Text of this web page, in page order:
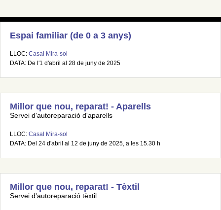
Espai familiar (de 0 a 3 anys)
LLOC: Casal Mira-sol
DATA: De l'1 d'abril al 28 de juny de 2025
Millor que nou, reparat! - Aparells
Servei d'autoreparació d'aparells
LLOC: Casal Mira-sol
DATA: Del 24 d'abril al 12 de juny de 2025, a les 15.30 h
Millor que nou, reparat! - Tèxtil
Servei d'autoreparació tèxtil